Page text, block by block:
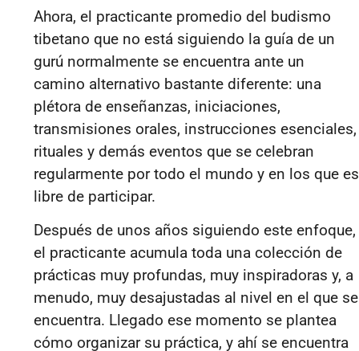
Ahora, el practicante promedio del budismo
tibetano que no está siguiendo la guía de un
gurú normalmente se encuentra ante un
camino alternativo bastante diferente: una
plétora de enseñanzas, iniciaciones,
transmisiones orales, instrucciones esenciales,
rituales y demás eventos que se celebran
regularmente por todo el mundo y en los que es
libre de participar.
Después de unos años siguiendo este enfoque,
el practicante acumula toda una colección de
prácticas muy profundas, muy inspiradoras y, a
menudo, muy desajustadas al nivel en el que se
encuentra. Llegado ese momento se plantea
cómo organizar su práctica, y ahí se encuentra